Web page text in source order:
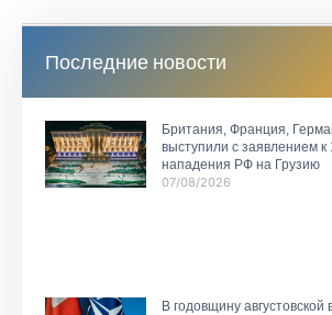
Последние новости
Британия, Франция,
выступили с заявлением
нападения РФ на Грузию
07/08/2026
В годовщину